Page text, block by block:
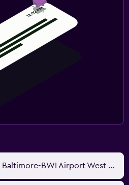
Holiday Inn Express Baltimore-BWI Airport West By IHG